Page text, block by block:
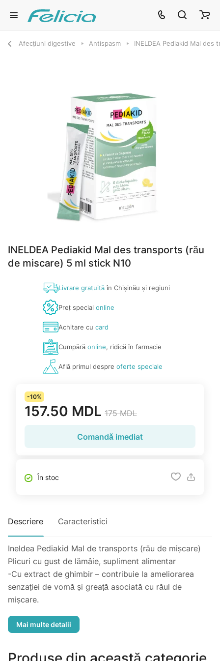
Afecțiuni digestive Antispasm INELDEA Pediakid Mal
INELDEA Pediakid Mal des transports (rău
de miscare) 5 ml stick N10
Livrare gratuităîn Chișinău și regiuni
Preț special online
Achitare cu card
Cumpărăonline, ridică în farmacie
Află primul despre oferte speciale
-10%
157.50 MDL 175 MDL
Comandă imediat
În stoc
Descriere Caracteristici
Ineldea Pediakid Mal de transports (rău de mișcare)
Plicuri cu gust de lămâie, supliment alimentar
-Cu extract de ghimbir – contribuie la ameliorarea
senzației de vomă și greață asociată cu răul de
mișcare.
gamă de produse formulate conform cerințelor de